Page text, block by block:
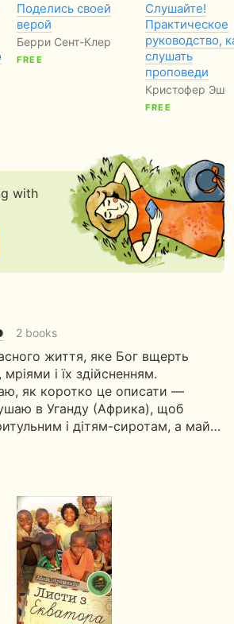
Поделись своей
верой
Берри Сент-Клер
FREE
Слушайте!
Практическое
руководство,
слушать
проповеди
Кристофер Эш
FREE
with
2 books
життя, яке Бог вщерть
і їх здійсненням.
як коротко це описати —
в Уганду (Африка), щоб
і дітям-сиротам, а май…